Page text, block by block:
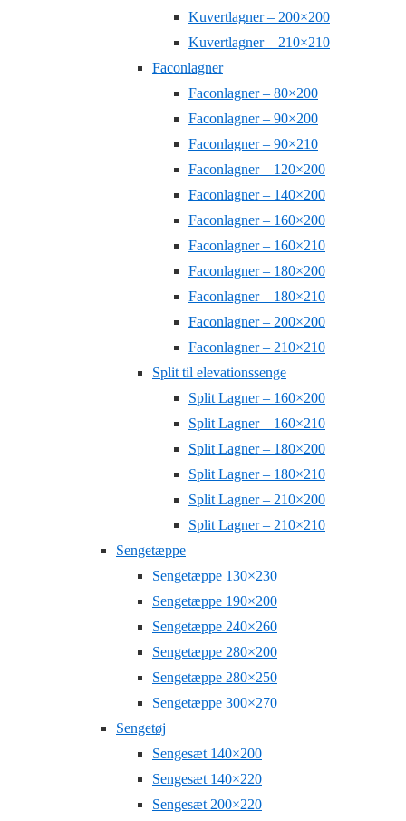
Kuvertlagner – 200×200
Kuvertlagner – 210×210
Faconlagner
Faconlagner – 80×200
Faconlagner – 90×200
Faconlagner – 90×210
Faconlagner – 120×200
Faconlagner – 140×200
Faconlagner – 160×200
Faconlagner – 160×210
Faconlagner – 180×200
Faconlagner – 180×210
Faconlagner – 200×200
Faconlagner – 210×210
Split til elevationssenge
Split Lagner – 160×200
Split Lagner – 160×210
Split Lagner – 180×200
Split Lagner – 180×210
Split Lagner – 210×200
Split Lagner – 210×210
Sengetæppe
Sengetæppe 130×230
Sengetæppe 190×200
Sengetæppe 240×260
Sengetæppe 280×200
Sengetæppe 280×250
Sengetæppe 300×270
Sengetøj
Sengesæt 140×200
Sengesæt 140×220
Sengesæt 200×220